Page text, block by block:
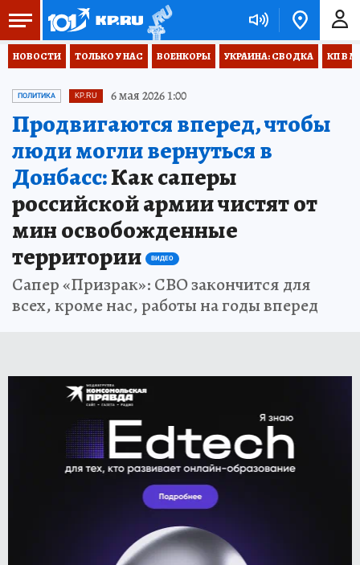
НОВОСТИ ТОЛЬКО У НАС ВОЕНКОРЫ УКРАИНА: СВОДКА КП В
ПОЛИТИКА KP.RU 6 мая 2026 1:00
Продвигаются вперед, чтобы
люди могли вернуться в
Донбасс:Как саперы
российской армии чистят от
мин освобожденные
территории
ВИДЕО
Сапер «Призрак»: СВО закончится для
всех, кроме нас, работы на годы вперед